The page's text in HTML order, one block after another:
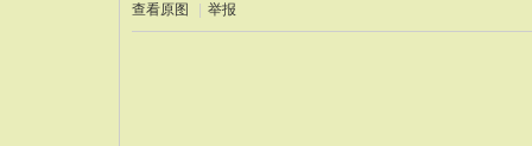
查看原图 举报